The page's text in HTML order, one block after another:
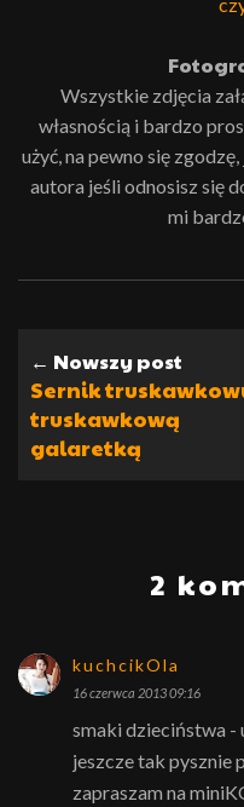
Wszystkie zdjęcia
własnością i bardzo
użyć, na pewno się
autora jeśli odnosisz się
mi
← Nowszy post
Sernik
truskawkową
galaretką
2
kuchcikOla
16 czerwca 2013 09:16
smaki dzieciństwa -
jeszcze tak pysznie
zapraszam na